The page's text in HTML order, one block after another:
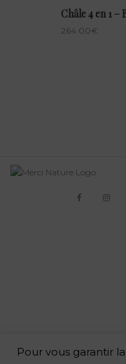
Châle 4 en 1 –
264.00€
Pour vous garantir